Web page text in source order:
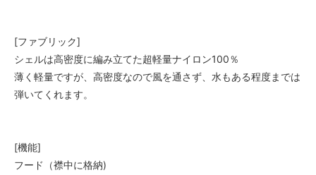
[ファブリック]
シェルは高密度に編み立てた超軽量ナイロン100％
薄く軽量ですが、高密度なので風を通さず、水もある程度までは
弾いてくれます。
[機能]
フード（襟中に格納)